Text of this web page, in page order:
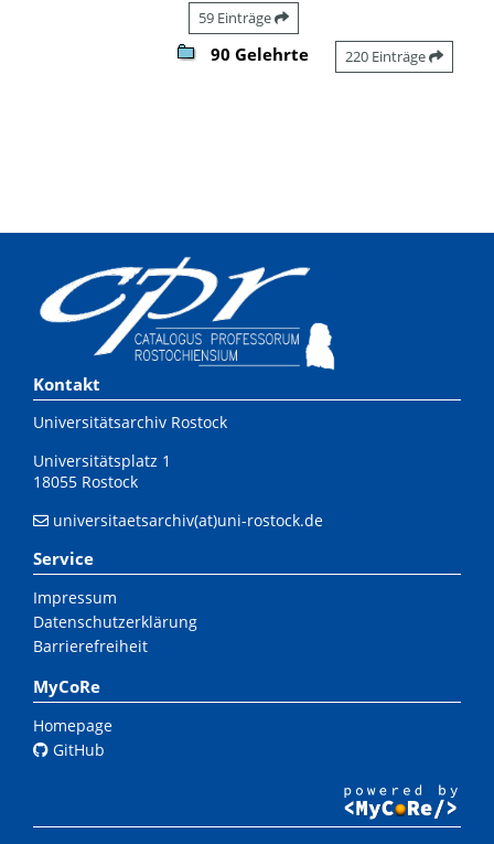
59 Einträge
90 Gelehrte 220 Einträge
Kontakt
Universitätsarchiv Rostock
Universitätsplatz 1
18055 Rostock
universitaetsarchiv(at)uni-rostock.de
Service
Impressum
Datenschutzerklärung
Barrierefreiheit
MyCoRe
Homepage
GitHub